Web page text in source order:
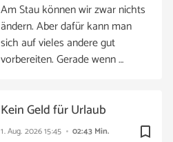
Am Stau können wir zwar nichts
ändern. Aber dafür kann man
sich auf vieles andere gut
vorbereiten. Gerade wenn …
bookmark_border
1. Aug. 202615:45 02:43 Min.
Kein Geld für Urlaub